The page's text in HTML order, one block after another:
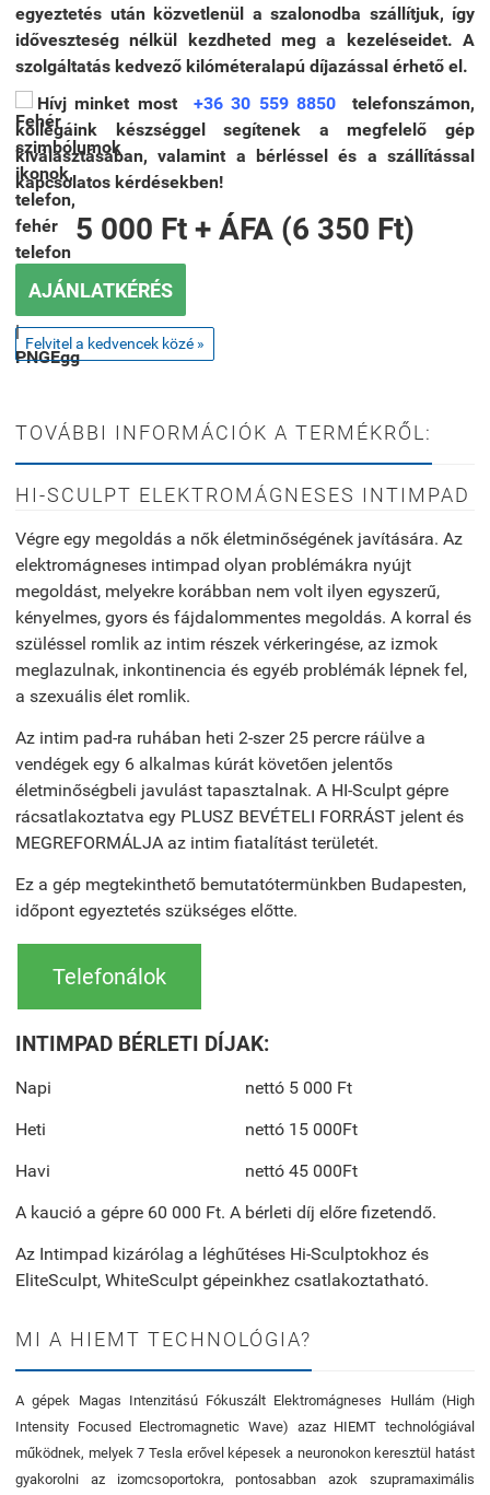
egyeztetés után közvetlenül a szalonodba szállítjuk, így
időveszteség nélkül kezdheted meg a kezeléseidet. A
szolgáltatás kedvező kilóméteralapú díjazással érhető el.
Hívj minket most
+36 30 559 8850
telefonszámon,
kollégáink készséggel segítenek a megfelelő gép
kiválasztásában, valamint a bérléssel és a szállítással
kapcsolatos kérdésekben!
5 000 Ft + ÁFA (6 350 Ft)
AJÁNLATKÉRÉS
Felvitel a kedvencek közé »
TOVÁBBI INFORMÁCIÓK A TERMÉKRŐL:
HI-SCULPT ELEKTROMÁGNESES INTIMPAD
Végre egy megoldás a nők életminőségének javítására. Az
elektromágneses intimpad olyan problémákra nyújt
megoldást, melyekre korábban nem volt ilyen egyszerű,
kényelmes, gyors és fájdalommentes megoldás. A korral és
szüléssel romlik az intim részek vérkeringése, az izmok
meglazulnak, inkontinencia és egyéb problémák lépnek fel,
a szexuális élet romlik.
Az intim pad-ra ruhában heti 2-szer 25 percre ráülve a
vendégek egy 6 alkalmas kúrát követően jelentős
életminőségbeli javulást tapasztalnak. A HI-Sculpt gépre
rácsatlakoztatva egy PLUSZ BEVÉTELI FORRÁST jelent és
MEGREFORMÁLJA az intim fiatalítást területét.
Ez a gép megtekinthető bemutatótermünkben Budapesten,
időpont egyeztetés szükséges előtte.
Telefonálok
INTIMPAD BÉRLETI DÍJAK:
Napi
nettó 5 000 Ft
Heti
nettó 15 000Ft
Havi
nettó 45 000Ft
A kaució a gépre 60 000 Ft. A bérleti díj előre fizetendő.
Az Intimpad kizárólag a léghűtéses Hi-Sculptokhoz és
EliteSculpt, WhiteSculpt gépeinkhez csatlakoztatható.
MI A HIEMT TECHNOLÓGIA?
A gépek Magas Intenzitású Fókuszált Elektromágneses Hullám (High
Intensity Focused Electromagnetic Wave) azaz HIEMT technológiával
működnek, melyek 7 Tesla erővel képesek a neuronokon keresztül hatást
gyakorolni az izomcsoportokra, pontosabban azok szupramaximális